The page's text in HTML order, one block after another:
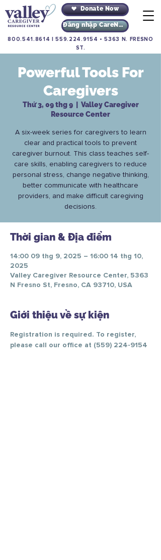
Donate Now
Đăng nhập CareNav
800.541.8614 |559.224.9154 •5363 N. FRESNO
ST.
Powerful Tools For
Caregivers
Thứ 3, 09 thg 9
  |
Valley Caregiver
Resource Center
A six-week series for caregivers to learn
clear and practical tools to prevent
caregiver burnout. This class teaches self-
care skills, enabling caregivers to reduce
personal stress, change negative thinking,
better communicate with healthcare
providers, and make difficult caregiving
decisions.
Thời gian & Địa điểm
14:00 09 thg 9, 2025 – 16:00 14 thg 10,
2025
Valley Caregiver Resource Center, 5363
N Fresno St, Fresno, CA 93710, USA
Giới thiệu về sự kiện
Registration is required. To register,
please call our office at (559) 224-9154